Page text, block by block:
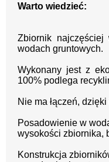
Warto wiedzieć:
Zbiornik najczęściej
wodach gruntowych.
Wykonany jest z e
100% podlega
Nie ma łączeń,
Posadowienie w
wysokości zbiornika,
Konstrukcja